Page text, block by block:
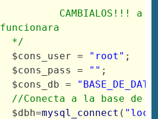
		*/
		$cons_user =
"root" ;
		$cons_pass =
"" ;
		$cons_db =
//Conecta a la base de
		$dbh=
mysql_connect (